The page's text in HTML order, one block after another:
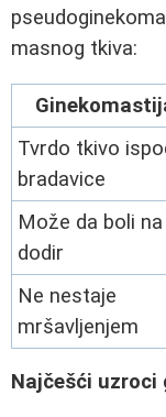
masnog tkiva:
Tvrdo tkivo
bradavice
Može da boli na
dodir
Ne nestaje
mršavljenjem
Najčešći